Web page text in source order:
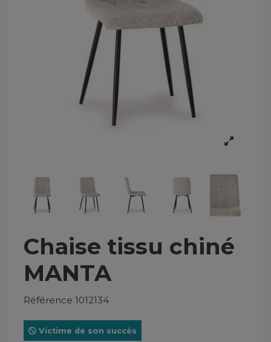
Chaise tissu chiné
MANTA
Référence 1012134
Victime de son succès